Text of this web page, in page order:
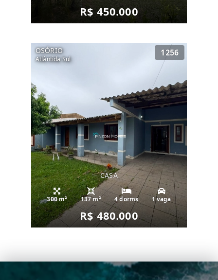
R$ 450.000
OSÓRIO
Atlântida Sul
1256
CASA
300 m² 137 m² 4 dorms 1 vaga
R$ 480.000